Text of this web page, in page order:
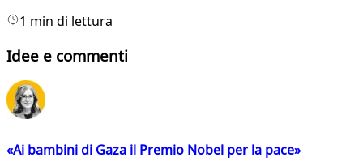
1 min di lettura
Idee e commenti
«Ai bambini di Gaza il Premio Nobel per la pace»